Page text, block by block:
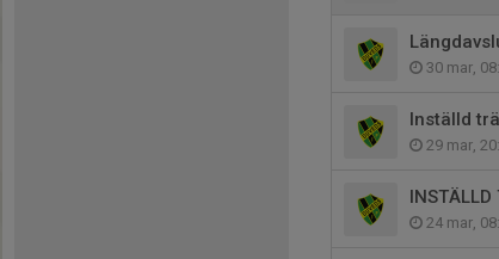
30 mar,
Inställd
29 mar,
24 mar,